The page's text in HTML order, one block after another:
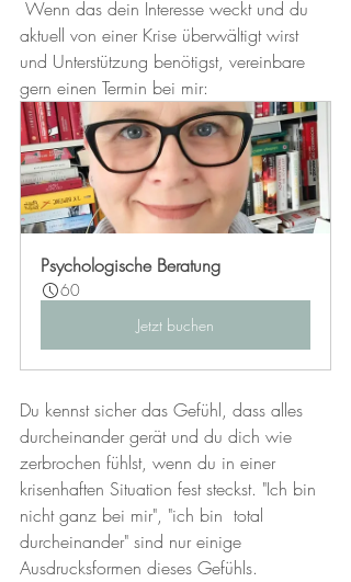
aktuell von einer Krise überwältigt wirst
und Unterstützung benötigst, vereinbare
gern einen Termin bei mir:
Psychologische Beratung
60
Jetzt buchen
Du kennst sicher das Gefühl, dass alles
durcheinander gerät und du dich wie
zerbrochen fühlst, wenn du in einer
krisenhaften Situation fest steckst. "Ich bin
nicht ganz bei mir", "ich bin  total
durcheinander" sind nur einige
Ausdrucksformen dieses Gefühls.